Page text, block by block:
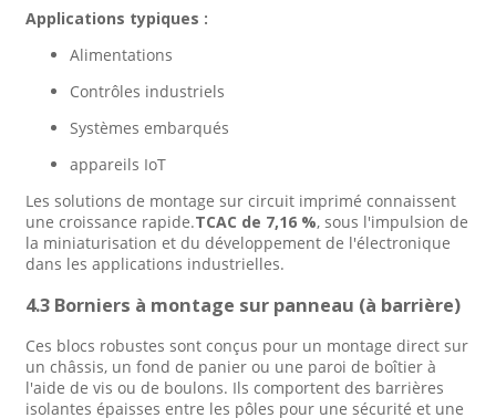
Applications typiques :
Alimentations
Contrôles industriels
Systèmes embarqués
appareils IoT
Les solutions de montage sur circuit imprimé connaissent
une croissance rapide.TCAC de 7,16 %, sous l'impulsion de
la miniaturisation et du développement de l'électronique
dans les applications industrielles.
4.3 Borniers à montage sur panneau (à barrière)
Ces blocs robustes sont conçus pour un montage direct sur
un châssis, un fond de panier ou une paroi de boîtier à
l'aide de vis ou de boulons. Ils comportent des barrières
isolantes épaisses entre les pôles pour une sécurité et une